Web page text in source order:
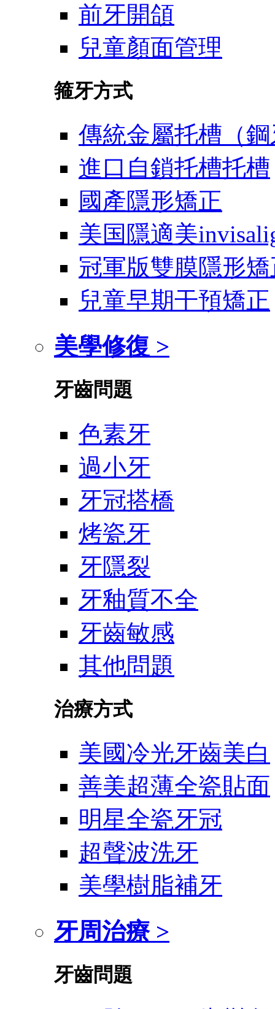
前牙開頜
兒童顏面管理
箍牙方式
傳統金屬托槽（
進口自鎖托槽托槽
國產隱形矯正
美国隱適美
冠軍版雙膜隱形
兒童早期干預矯正
美學修復 >
牙齒問題
色素牙
過小牙
牙冠搭橋
烤瓷牙
牙隱裂
牙釉質不全
牙齒敏感
其他問題
治療方式
美國冷光牙齒美白
善美超薄全瓷貼面
明星全瓷牙冠
超聲波洗牙
美學樹脂補牙
牙周治療 >
牙齒問題